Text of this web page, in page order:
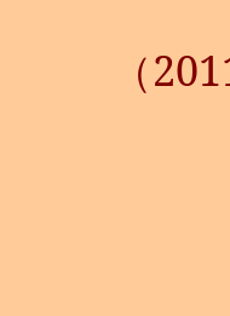
（